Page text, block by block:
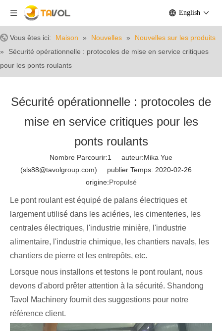
English
Vous êtes ici: Maison » Nouvelles »
Nouvelles sur les produits
»
Sécurité opérationnelle : protocoles de mise en service critiques
pour les ponts roulants
Sécurité opérationnelle : protocoles de
mise en service critiques pour les
ponts roulants
Nombre Parcourir:1
auteur:Mika Yue
(sls88@tavolgroup.com) publier Temps: 2020-02-26
origine:Propulsé
Le pont roulant est équipé de palans électriques et
largement utilisé dans les aciéries, les cimenteries, les
centrales électriques, l'industrie minière, l'industrie
alimentaire, l'industrie chimique, les chantiers navals, les
chantiers de pierre et les entrepôts, etc.
Lorsque nous installons et testons le pont roulant, nous
devons d'abord prêter attention à la sécurité. Shandong
Tavol Machinery fournit des suggestions pour notre
référence client.